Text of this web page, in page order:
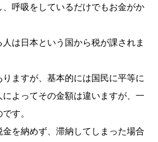
呼吸をしているだけでもお金がか
は日本という国から税が課されま
ますが、基本的には国民に平等に
よってその金額は違いますが、一
す。
を納めず、滞納してしまった場合